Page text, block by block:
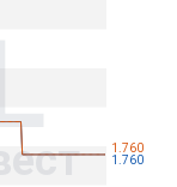
1.760
1.760